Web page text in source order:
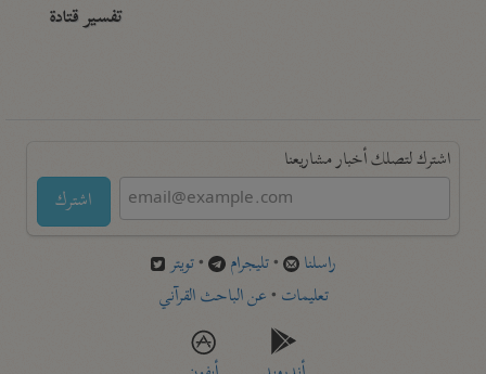
تفسير قتادة
اشترك لتصلك أخبار مشاريعنا
اشترك
راسلنا •تليجرام •تويتر
تعليمات •عن الباحث القرآني